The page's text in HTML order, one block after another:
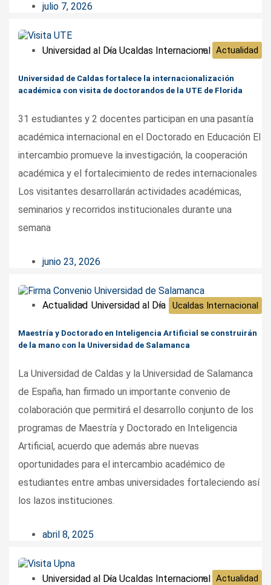
julio 7, 2026
Universidad al Día Ucaldas Internacional Actualidad
Universidad de Caldas fortalece la internacionalización
académica con visita de doctorandos de la UTE de Florida
31 estudiantes y 2 docentes participan en una pasantía
académica internacional en el Doctorado en Educación El
intercambio promueve la investigación, la cooperación
académica y el fortalecimiento de redes internacionales
Los visitantes desarrollarán actividades académicas,
seminarios y recorridos institucionales durante una
semana
junio 23, 2026
Actualidad Universidad al Día Ucaldas Internacional
Maestría y Doctorado en Inteligencia Artificial se construirán
de la mano con la Universidad de Salamanca
La Universidad de Caldas y la Universidad de Salamanca
de España, han firmado un importante convenio de
colaboración que permitirá el desarrollo conjunto de los
programas de Maestría y Doctorado en Inteligencia
Artificial, acuerdo que además abre nuevas
oportunidades para el intercambio académico de
estudiantes entre ambas universidades fortaleciendo así
los lazos instituciones.
abril 8, 2025
Universidad al Día Ucaldas Internacional Actualidad